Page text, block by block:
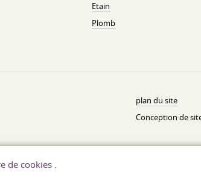
de cookies .
Etain
Plomb
plan du site
Conception de